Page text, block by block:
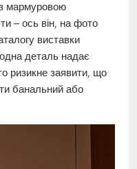
мармуровою
– ось він, на фото
виставки
деталь надає
ризикне заявити, що
банальний або